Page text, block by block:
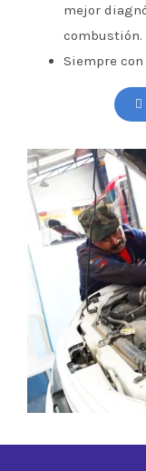
mejor
combustión.
Siempre